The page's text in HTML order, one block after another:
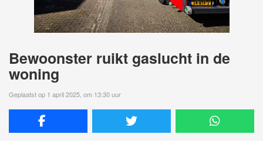
Bewoonster ruikt gaslucht in de
woning
Geplaatst op 1 april 2025, om 13:30 uur